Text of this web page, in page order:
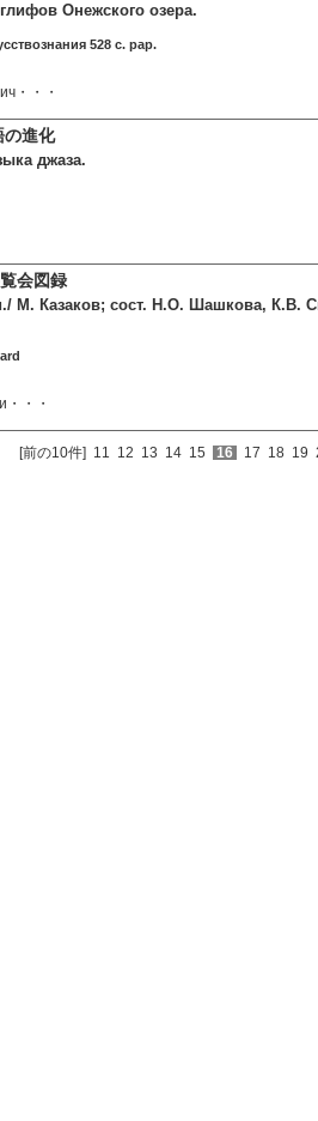
Онежского озера.
528 c. pap.
・・・
進化
джаза.
会図録
М. Казаков; сост. Н.О. Шашкова,
・・
[前の10件] 11 12 13 14 15 16 17 18 19